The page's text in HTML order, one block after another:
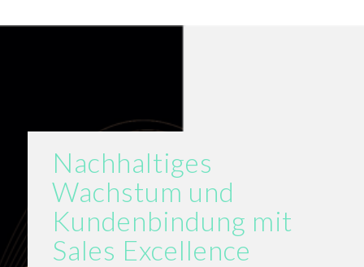
Nachhaltiges
Wachstum und
Kundenbindung mit
Sales Excellence